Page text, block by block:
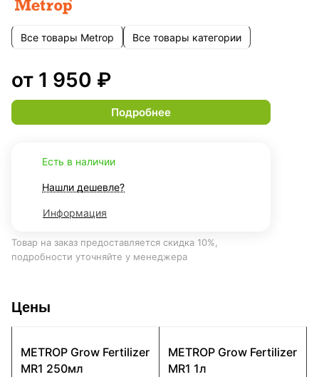
Все товары Metrop Все товары категории
от 1 950 ₽
Подробнее
Есть в наличии
Нашли дешевле?
Информация
Товар на заказ предоставляется скидка 10%,
подробности уточняйте у менеджера
Цены
METROP Grow Fertilizer
MR1 250мл
METROP Grow Fertilizer
MR1 1л